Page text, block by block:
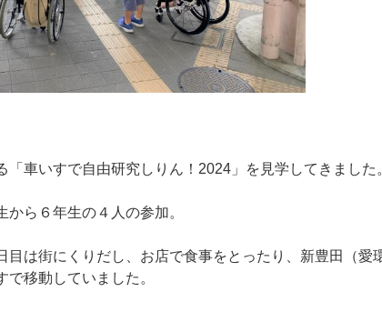
「車いすで自由研究しりん！2024」を見学してきました
から６年生の４人の参加。
目は街にくりだし、お店で食事をとったり、新豊田（
で移動していました。